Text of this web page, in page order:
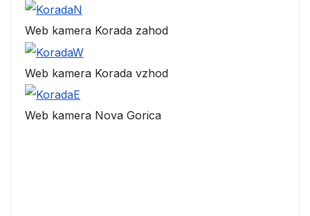
Web kamera Korada zahod
Web kamera Korada vzhod
Web kamera Nova Gorica